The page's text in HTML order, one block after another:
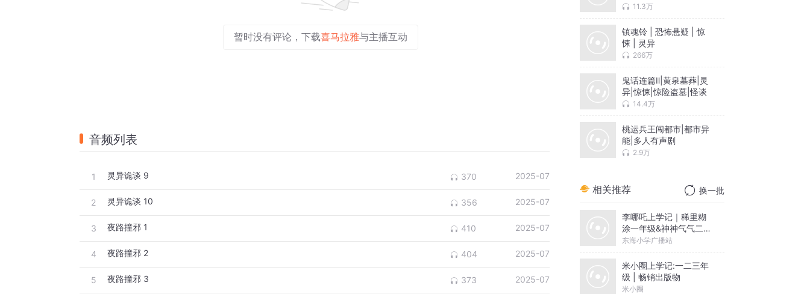
暂时没有评论，下载喜马拉雅与主播互动
音频列表
1 灵异诡谈 9 370 2025-07
2 灵异诡谈 10 356 2025-07
3 夜路撞邪 1 410 2025-07
4 夜路撞邪 2 404 2025-07
5 夜路撞邪 3 373 2025-07
11.3万
镇魂铃 | 恐怖悬疑 | 惊
悚 | 灵异
266万
鬼话连篇Ⅱ|黄泉墓葬|灵
异|惊悚|惊险盗墓|怪谈
14.4万
桃运兵王闯都市|都市异
能|多人有声剧
2.9万
相关推荐 换一批
李哪吒上学记｜稀里糊
涂一年级&神神气气二年
级
东海小学广播站
米小圈上学记:一二三年
级 | 畅销出版物
米小圈